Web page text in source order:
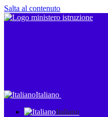
Salta al contenuto
Italiano
Italiano